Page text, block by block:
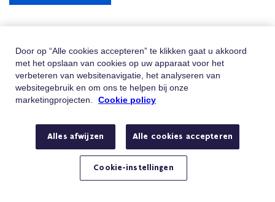
Hulp Nodig
Vindt u niet wat u zoekt? Contacteer ons
Telefoon
Bel 02/401.31.30
Stuur ons een e-mail
Hebt u een vraag of klacht?
Door op “Alle cookies accepteren” te klikken gaat u akkoord
met het opslaan van cookies op uw apparaat voor het
verbeteren van websitenavigatie, het analyseren van
websitegebruik en om ons te helpen bij onze
marketingprojecten.
Cookie policy
Alles afwijzen Alle cookies accepteren
Cookie-instellingen